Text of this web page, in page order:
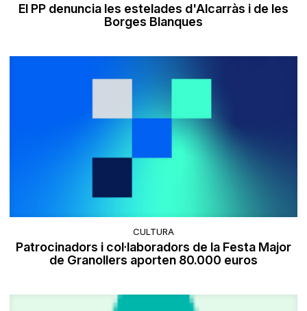
El PP denuncia les estelades d'Alcarràs i de les
Borges Blanques
CULTURA
Patrocinadors i col·laboradors de la Festa Major
de Granollers aporten 80.000 euros